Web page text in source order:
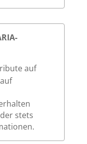
auf
stets